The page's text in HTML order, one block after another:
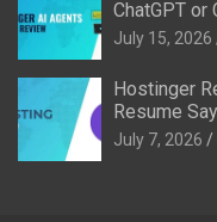
ChatGPT or
July 15, 2026
Hostinger
Resume
July 7, 2026